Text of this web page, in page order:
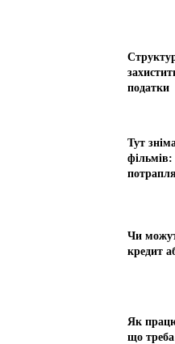
податки
Тут
фільмів:
Чи
кредит
Як
що